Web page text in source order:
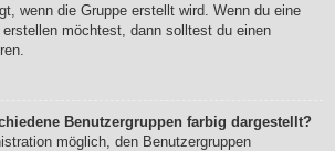
wenn die Gruppe erstellt wird. Wenn du eine
möchtest, dann solltest du einen
Benutzergruppen farbig dargestellt?
möglich, den Benutzergruppen